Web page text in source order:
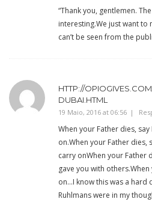
“Thank you, gentlemen.
interesting.We just want to
can’t be seen from the
HTTP://
DUBAI.HTML
19 Maio, 2016 at 06:56
When your Father dies,
on.When your Father dies,
carry onWhen your Father
gave you with
on…I know this was a hard
Ruhlmans were in my